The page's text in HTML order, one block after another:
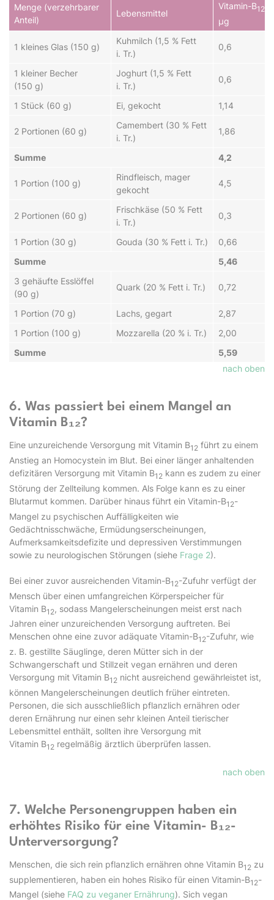
Menge (verzehrbarer
Anteil)
Lebensmittel
Vitamin-B12
µg
1 kleines Glas (150 g)
Kuhmilch (1,5 % Fett
i. Tr.)
0,6
1 kleiner Becher
(150 g)
Joghurt (1,5 % Fett
i. Tr.)
0,6
1 Stück (60 g) Ei, gekocht 1,14
2 Portionen (60 g)
Camembert (30 % Fett
i. Tr.)
1,86
Summe 4,2
1 Portion (100 g)
Rindfleisch, mager
gekocht
4,5
2 Portionen (60 g)
Frischkäse (50 % Fett
i. Tr.)
0,3
1 Portion (30 g) Gouda (30 % Fett i. Tr.)
0,66
Summe
5,46
3 gehäufte Esslöffel
(90 g)
Quark (20 % Fett i. Tr.) 0,72
1 Portion (70 g) Lachs, gegart
2,87
1 Portion (100 g)
Mozzarella (20 % i. Tr.)
2,00
Summe
5,59
nach oben
6. Was passiert bei einem Mangel an
Vitamin B₁₂?
Eine unzureichende Versorgung mit Vitamin B12 führt zu einem
Anstieg an Homocystein im Blut. Bei einer länger anhaltenden
defizitären Versorgung mit Vitamin B12 kann es zudem zu einer
Störung der Zellteilung kommen. Als Folge kann es zu einer
Blutarmut kommen. Darüber hinaus führt ein Vitamin-B12-
Mangel zu psychischen Auffälligkeiten wie
Gedächtnisschwäche, Ermüdungserscheinungen,
Aufmerksamkeitsdefizite und depressiven Verstimmungen
sowie zu neurologischen Störungen (siehe Frage 2).
Bei einer zuvor ausreichenden Vitamin-B12-Zufuhr verfügt der
Mensch über einen umfangreichen Körperspeicher für
Vitamin B12, sodass Mangelerscheinungen meist erst nach
Jahren einer unzureichenden Versorgung auftreten. Bei
Menschen ohne eine zuvor adäquate Vitamin-B12-Zufuhr, wie
z. B. gestillte Säuglinge, deren Mütter sich in der
Schwangerschaft und Stillzeit vegan ernähren und deren
Versorgung mit Vitamin B12 nicht ausreichend gewährleistet ist,
können Mangelerscheinungen deutlich früher eintreten.
Personen, die sich ausschließlich pflanzlich ernähren oder
deren Ernährung nur einen sehr kleinen Anteil tierischer
Lebensmittel enthält, sollten ihre Versorgung mit
Vitamin B12 regelmäßig ärztlich überprüfen lassen.
nach oben
7. Welche Personengruppen haben ein
erhöhtes Risiko für eine Vitamin- B₁₂-
Unterversorgung?
Menschen, die sich rein pflanzlich ernähren ohne Vitamin B12 zu
supplementieren, haben ein hohes Risiko für einen Vitamin-B12-
Mangel (siehe FAQ zu veganer Ernährung). Sich vegan